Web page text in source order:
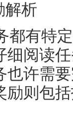
解析
都有特
细阅读
也许需
励则包